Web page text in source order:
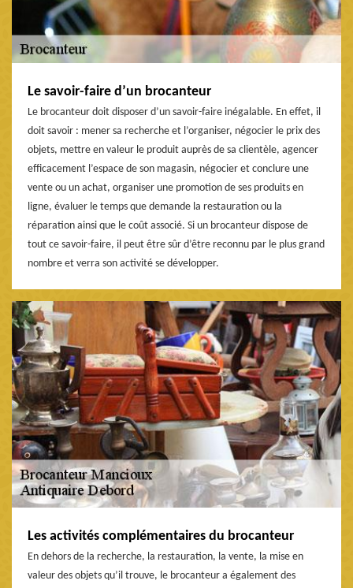
Le savoir-faire d’un brocanteur
Le brocanteur doit disposer d’un savoir-faire inégalable. En effet, il
doit savoir : mener sa recherche et l’organiser, négocier le prix des
objets, mettre en valeur le produit auprès de sa clientèle, agencer
efficacement l’espace de son magasin, négocier et conclure une
vente ou un achat, organiser une promotion de ses produits en
ligne, évaluer le temps que demande la restauration ou la
réparation ainsi que le coût associé. Si un brocanteur dispose de
tout ce savoir-faire, il peut être sûr d’être reconnu par le plus grand
nombre et verra son activité se développer.
Les activités complémentaires du brocanteur
En dehors de la recherche, la restauration, la vente, la mise en
valeur des objets qu’il trouve, le brocanteur a également des